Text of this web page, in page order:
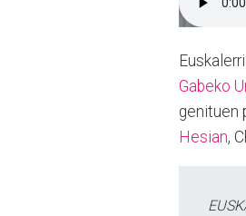
Gabeko
genituen
Hesian,